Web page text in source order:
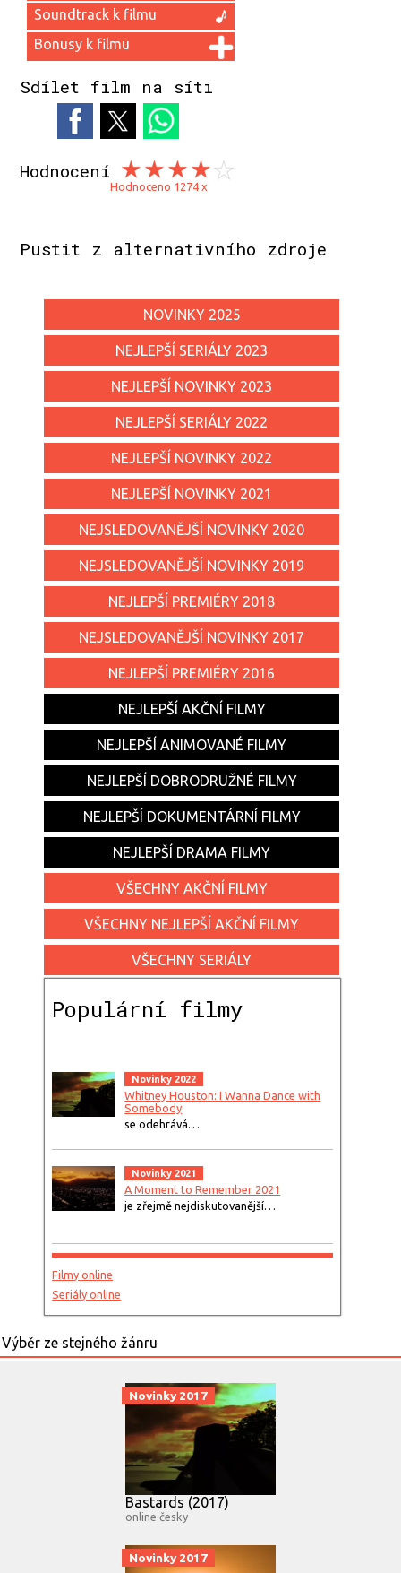
Soundtrack k filmu
Bonusy k filmu
Sdílet film na síti
Hodnocení
Hodnoceno 1274 x
Pustit z alternativního zdroje
NOVINKY 2025
NEJLEPŠÍ SERIÁLY 2023
NEJLEPŠÍ NOVINKY 2023
NEJLEPŠÍ SERIÁLY 2022
NEJLEPŠÍ NOVINKY 2022
NEJLEPŠÍ NOVINKY 2021
NEJSLEDOVANĚJŠÍ NOVINKY 2020
NEJSLEDOVANĚJŠÍ NOVINKY 2019
NEJLEPŠÍ PREMIÉRY 2018
NEJSLEDOVANĚJŠÍ NOVINKY 2017
NEJLEPŠÍ PREMIÉRY 2016
NEJLEPŠÍ AKČNÍ FILMY
NEJLEPŠÍ ANIMOVANÉ FILMY
NEJLEPŠÍ DOBRODRUŽNÉ FILMY
NEJLEPŠÍ DOKUMENTÁRNÍ FILMY
NEJLEPŠÍ DRAMA FILMY
VŠECHNY AKČNÍ FILMY
VŠECHNY NEJLEPŠÍ AKČNÍ FILMY
VŠECHNY SERIÁLY
Populární filmy
Novinky 2022
Whitney Houston: I Wanna Dance with
Somebody
se odehrává…
Novinky 2021
A Moment to Remember 2021
je zřejmě nejdiskutovanější…
Filmy online
Seriály online
Novinky 2017
Bastards (2017)
online česky
Novinky 2017